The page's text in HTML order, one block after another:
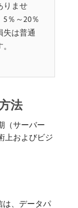
りませ
5％～20％
失は普通
法
（サーバー
上およびビジ
は、データパ